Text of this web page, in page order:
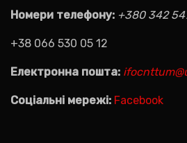
Номери телефону: +380 342
+38 066 530 05 12
Електронна пошта:
Соціальні мережі: Facebook